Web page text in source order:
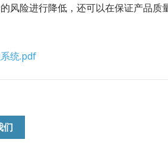
风险进行降低，还可以在保证产品
统.pdf
们